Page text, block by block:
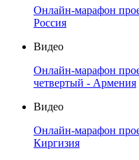
Онлайн-марафон
Россия
Видео
Онлайн-марафон
четвертый - Армения
Видео
Онлайн-марафон
Киргизия